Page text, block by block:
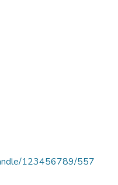
123456789/557